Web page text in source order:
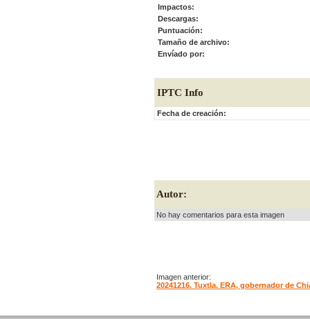
Impactos:
Descargas:
Puntuación:
Tamaño de archivo:
Envíado por:
IPTC Info
Fecha de creación:
Autor:
No hay comentarios para esta imagen
Imagen anterior:
20241216. Tuxtla. ERA, gobernador de